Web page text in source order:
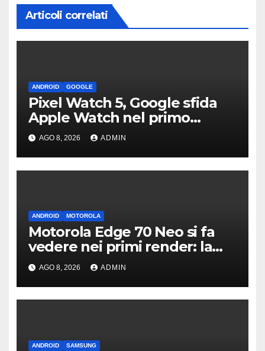
Articoli correlati
ANDROID GOOGLE
Pixel Watch 5, Google sfida
Apple Watch nel primo
teaser: “sembra un orologio”
AGO 8, 2026 ADMIN
ANDROID MOTOROLA
Motorola Edge 70 Neo si fa
vedere nei primi render: la
fotocamera è da 200 MP
AGO 8, 2026 ADMIN
ANDROID SAMSUNG